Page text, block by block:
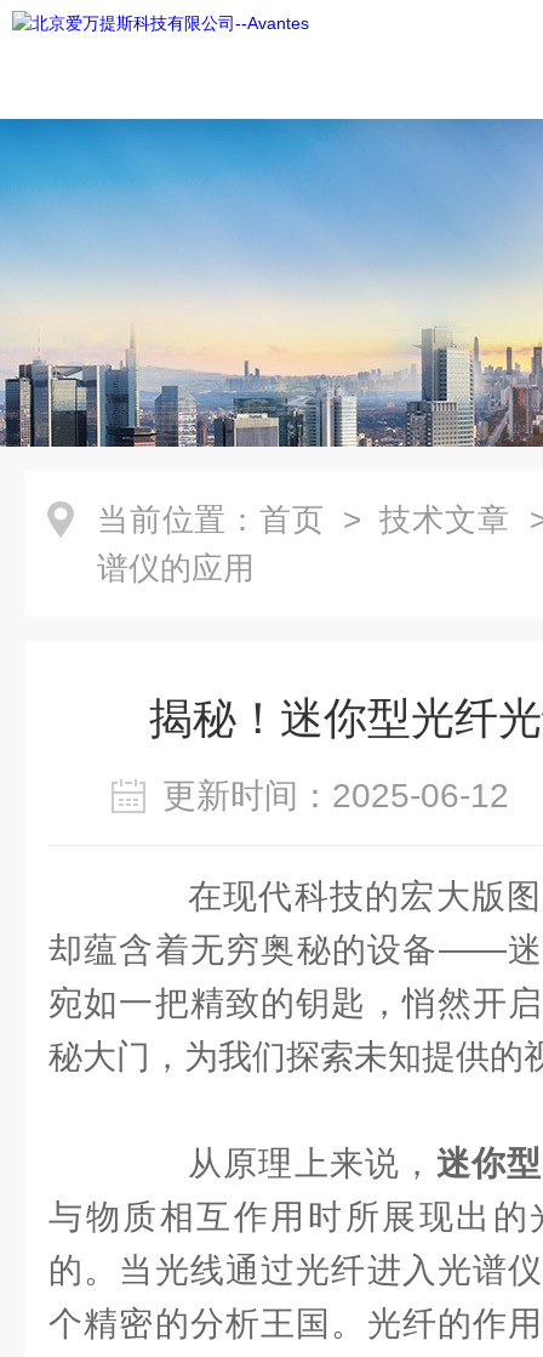
当前位置： 首页 > 技术文章
谱仪的应用
揭秘！迷你型光纤
更新时间：2025-06-
在现代科技的宏大版图
却蕴含着无穷奥秘的设备——
宛如一把精致的钥匙，悄然开
秘大门，为我们探索未知提供的
从原理上来说， 迷你
与物质相互作用时所展现出的
的。当光线通过光纤进入光谱
个精密的分析王国。光纤的作